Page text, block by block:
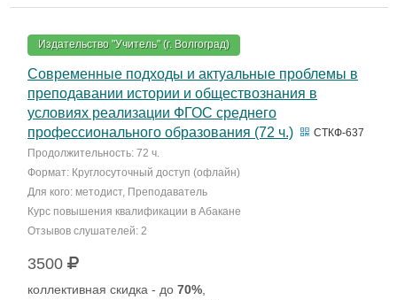
Издательство "Учитель" (г. Волгоград)
Современные подходы и актуальные проблемы в
преподавании истории и обществознания в
условиях реализации ФГОС среднего
профессионального образования (72 ч.)
СТКФ-637
Продолжительность: 72 ч.
Формат: Круглосуточный доступ (офлайн)
Для кого: методист, Преподаватель
Курс повышения квалификации в Абакане
Отзывов слушателей: 2
3500
коллективная скидка - до 70%